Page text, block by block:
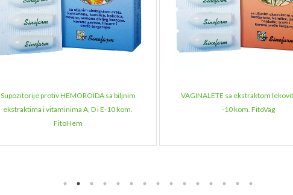
Supozitorije protiv HEMOROIDA sa biljnim
ekstraktima i vitaminima A, D i E-10 kom.
FitoHem
VAGINALETE sa ekstraktom
-10 kom. FitoVag